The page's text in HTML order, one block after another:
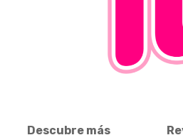
Descubre más